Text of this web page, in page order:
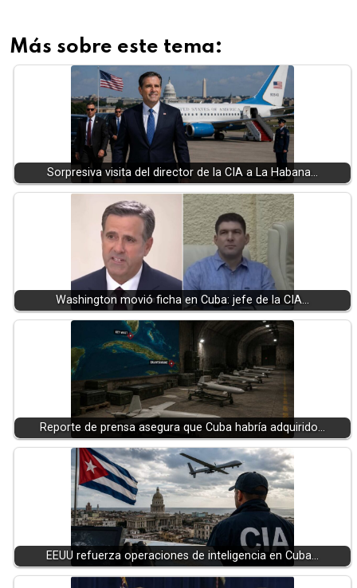
Más sobre este tema:
Sorpresiva visita del director de la CIA a La Habana…
Washington movió ficha en Cuba: jefe de la CIA…
Reporte de prensa asegura que Cuba habría adquirido…
EEUU refuerza operaciones de inteligencia en Cuba…